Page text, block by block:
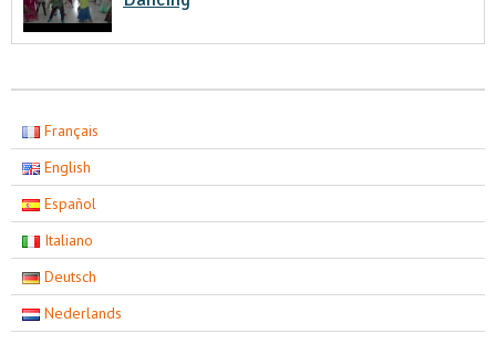
Français
English
Español
Italiano
Deutsch
Nederlands